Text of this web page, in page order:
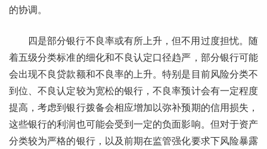
的协调。
四是部分银行不良率或有所上升，但不用过度担忧。随
着五级分类标准的细化和不良认定口径趋严，部分银行可能
会出现不良贷款额和不良率的上升。特别是目前风险分类不
到位、不良认定较为宽松的银行，不良率预计会有一定程度
提高，考虑到银行拨备会相应增加以弥补预期的信用损失，
这些银行的利润也可能会受到一定的负面影响。但对于资产
分类较为严格的银行，以及前期在监管强化要求下风险暴露